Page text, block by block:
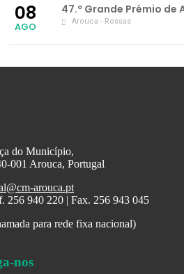
08
AGO
47.º Grande Prémio de
Arouca - Rossas
do Município,
001 Arouca, Portugal
arouca.pt
256 940 220 | Fax. 256 943 045
para rede fixa nacional)
nos